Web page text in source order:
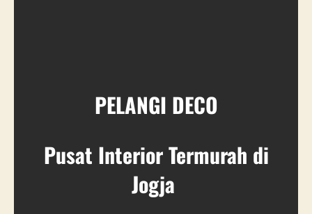
PELANGI DECO
Pusat Interior Termurah di
Jogja